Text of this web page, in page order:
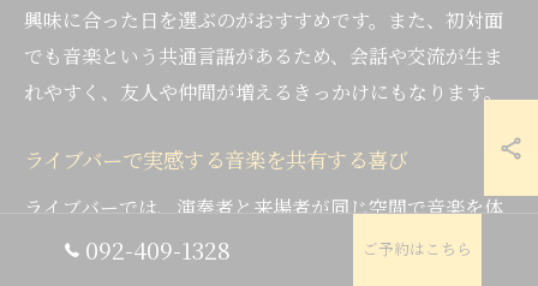
興味に合った日を選ぶのがおすすめです。また、初対面
でも音楽という共通言語があるため、会話や交流が生ま
れやすく、友人や仲間が増えるきっかけにもなります。
ライブバーで実感する音楽を共有する喜び
ライブバーでは、演奏者と来場者が同じ空間で音楽を体
感できる「共有の喜び」が最大の魅力です。大規模なコ
092-409-1328 ご予約はこちら